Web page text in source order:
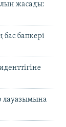
жасады:
бапкері
лауазымына